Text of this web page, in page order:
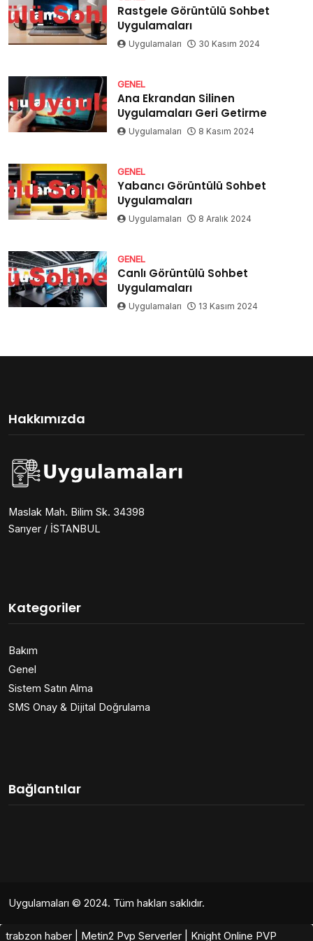
Rastgele Görüntülü Sohbet
Uygulamaları
Uygulamaları 30 Kasım 2024
GENEL
Ana Ekrandan Silinen
Uygulamaları Geri Getirme
Uygulamaları 8 Kasım 2024
GENEL
Yabancı Görüntülü Sohbet
Uygulamaları
Uygulamaları 8 Aralık 2024
GENEL
Canlı Görüntülü Sohbet
Uygulamaları
Uygulamaları 13 Kasım 2024
Hakkımızda
Maslak Mah. Bilim Sk. 34398
Sarıyer / İSTANBUL
Kategoriler
Bakım
Genel
Sistem Satın Alma
SMS Onay & Dijital Doğrulama
Bağlantılar
Uygulamaları © 2024. Tüm hakları saklıdır.
trabzon haber Metin2 Pvp Serverler Knight Online PVP